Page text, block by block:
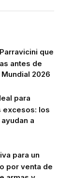
que
antes de
2026
para
excesos: los
a
para un
por venta de